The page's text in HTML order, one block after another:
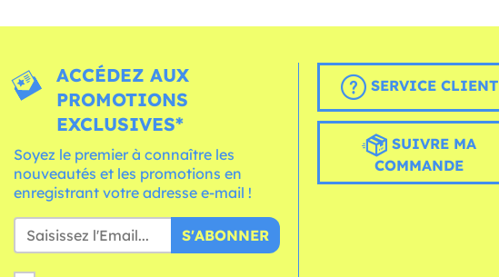
ACCÉDEZ AUX
PROMOTIONS
EXCLUSIVES*
Soyez le premier à connaître les
nouveautés et les promotions en
enregistrant votre adresse e-mail !
S'ABONNER
SERVICE CLIENT
SUIVRE MA
COMMANDE